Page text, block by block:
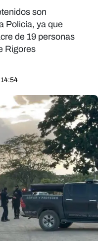
son
Policía, ya que
de 19 personas
Rigores